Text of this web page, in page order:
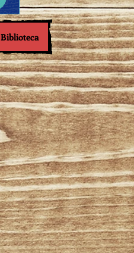
Biblioteca